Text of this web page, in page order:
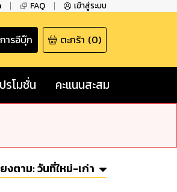
FAQ เข้าสู่ระบบ
ารอีบุ๊ก ตะกร้า (0)
รโมชั่น คะแนนสะสม
ยงตาม:วันที่ใหม่-เก่า